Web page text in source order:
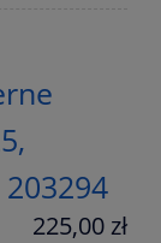
203294
225,00 zł